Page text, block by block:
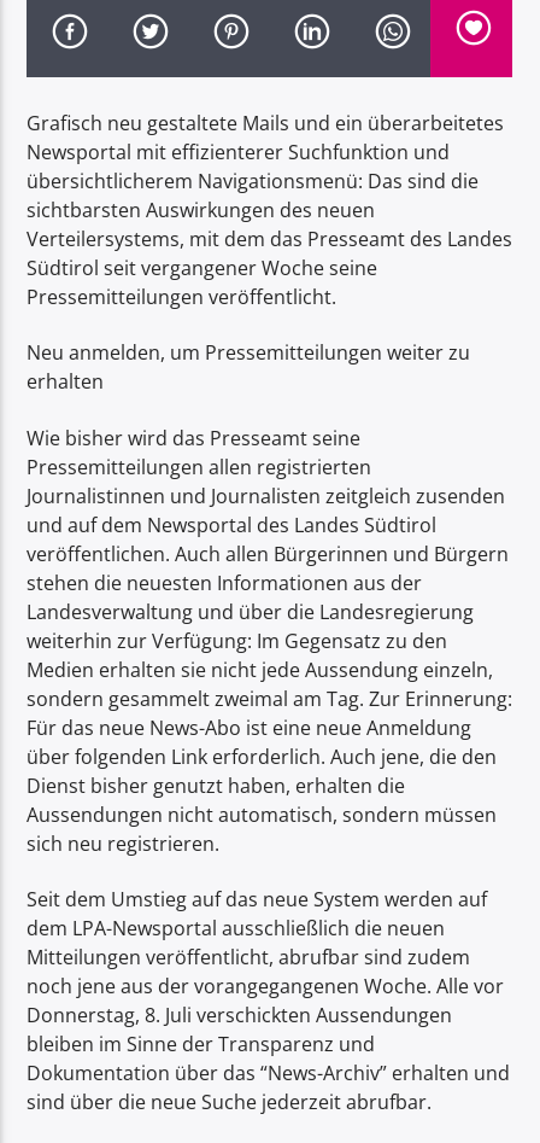
Radio Dolomiti
Grafisch neu gestaltete Mails und ein überarbeitetes
Newsportal mit effizienterer Suchfunktion und
übersichtlicherem Navigationsmenü: Das sind die
sichtbarsten Auswirkungen des neuen
Verteilersystems, mit dem das Presseamt des Landes
Südtirol seit vergangener Woche seine
Pressemitteilungen veröffentlicht.
Neu anmelden, um Pressemitteilungen weiter zu
erhalten
Wie bisher wird das Presseamt seine
Pressemitteilungen allen registrierten
Journalistinnen und Journalisten zeitgleich zusenden
und auf dem Newsportal des Landes Südtirol
veröffentlichen. Auch allen Bürgerinnen und Bürgern
stehen die neuesten Informationen aus der
Landesverwaltung und über die Landesregierung
weiterhin zur Verfügung: Im Gegensatz zu den
Medien erhalten sie nicht jede Aussendung einzeln,
sondern gesammelt zweimal am Tag. Zur Erinnerung:
Für das neue News-Abo ist eine neue Anmeldung
über folgenden Link erforderlich. Auch jene, die den
Dienst bisher genutzt haben, erhalten die
Aussendungen nicht automatisch, sondern müssen
sich neu registrieren.
Seit dem Umstieg auf das neue System werden auf
dem LPA-Newsportal ausschließlich die neuen
Mitteilungen veröffentlicht, abrufbar sind zudem
noch jene aus der vorangegangenen Woche. Alle vor
Donnerstag, 8. Juli verschickten Aussendungen
bleiben im Sinne der Transparenz und
Dokumentation über das “News-Archiv” erhalten und
sind über die neue Suche jederzeit abrufbar.